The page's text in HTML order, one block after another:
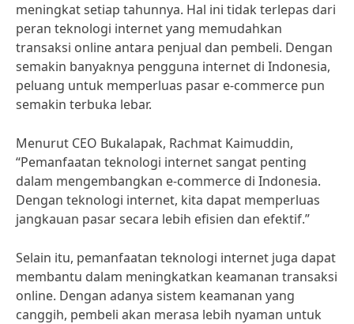
meningkat setiap tahunnya. Hal ini tidak terlepas dari
peran teknologi internet yang memudahkan
transaksi online antara penjual dan pembeli. Dengan
semakin banyaknya pengguna internet di Indonesia,
peluang untuk memperluas pasar e-commerce pun
semakin terbuka lebar.
Menurut CEO Bukalapak, Rachmat Kaimuddin,
“Pemanfaatan teknologi internet sangat penting
dalam mengembangkan e-commerce di Indonesia.
Dengan teknologi internet, kita dapat memperluas
jangkauan pasar secara lebih efisien dan efektif.”
Selain itu, pemanfaatan teknologi internet juga dapat
membantu dalam meningkatkan keamanan transaksi
online. Dengan adanya sistem keamanan yang
canggih, pembeli akan merasa lebih nyaman untuk